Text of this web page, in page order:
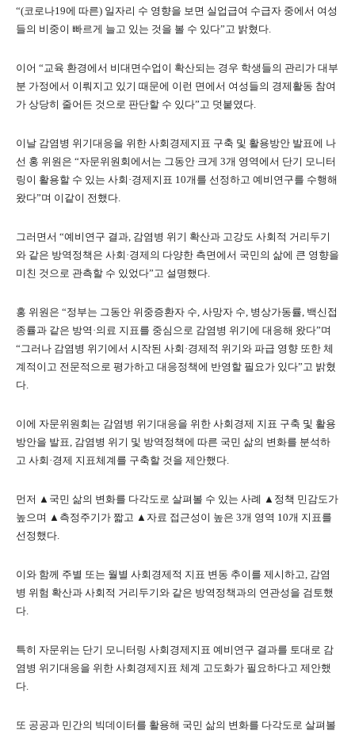
“(코로나19에 따른) 일자리 수 영향을 보면 실업급여 수급자 중에서 여성
들의 비중이 빠르게 늘고 있는 것을 볼 수 있다”고 밝혔다.
이어 “교육 환경에서 비대면수업이 확산되는 경우 학생들의 관리가 대부
분 가정에서 이뤄지고 있기 때문에 이런 면에서 여성들의 경제활동 참여
가 상당히 줄어든 것으로 판단할 수 있다”고 덧붙였다.
이날 감염병 위기대응을 위한 사회경제지표 구축 및 활용방안 발표에 나
선 홍 위원은 “자문위원회에서는 그동안 크게 3개 영역에서 단기 모니터
링이 활용할 수 있는 사회·경제지표 10개를 선정하고 예비연구를 수행해
왔다”며 이같이 전했다.
그러면서 “예비연구 결과, 감염병 위기 확산과 고강도 사회적 거리두기
와 같은 방역정책은 사회·경제의 다양한 측면에서 국민의 삶에 큰 영향을
미친 것으로 관측할 수 있었다”고 설명했다.
홍 위원은 “정부는 그동안 위중증환자 수, 사망자 수, 병상가동률, 백신접
종률과 같은 방역·의료 지표를 중심으로 감염병 위기에 대응해 왔다”며
“그러나 감염병 위기에서 시작된 사회·경제적 위기와 파급 영향 또한 체
계적이고 전문적으로 평가하고 대응정책에 반영할 필요가 있다”고 밝혔
다.
이에 자문위원회는 감염병 위기대응을 위한 사회경제 지표 구축 및 활용
방안을 발표, 감염병 위기 및 방역정책에 따른 국민 삶의 변화를 분석하
고 사회·경제 지표체계를 구축할 것을 제안했다.
먼저 ▲국민 삶의 변화를 다각도로 살펴볼 수 있는 사례 ▲정책 민감도가
높으며 ▲측정주기가 짧고 ▲자료 접근성이 높은 3개 영역 10개 지표를
선정했다.
이와 함께 주별 또는 월별 사회경제적 지표 변동 추이를 제시하고, 감염
병 위험 확산과 사회적 거리두기와 같은 방역정책과의 연관성을 검토했
다.
특히 자문위는 단기 모니터링 사회경제지표 예비연구 결과를 토대로 감
염병 위기대응을 위한 사회경제지표 체계 고도화가 필요하다고 제안했
다.
또 공공과 민간의 빅데이터를 활용해 국민 삶의 변화를 다각도로 살펴볼